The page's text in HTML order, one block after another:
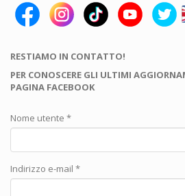
RESTIAMO IN CONTATTO!
PER CONOSCERE GLI ULTIMI
PAGINA FACEBOOK
Nome utente *
Indirizzo e-mail *